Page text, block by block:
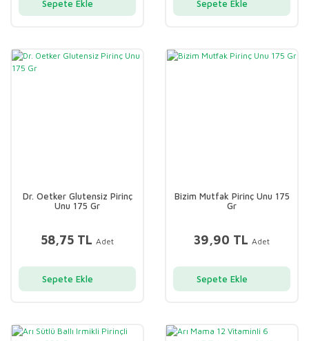
Sepete Ekle Sepete Ekle
Dr. Oetker Glutensiz Pirinç
Unu 175 Gr
58,75 TL Adet
Sepete Ekle
Bizim Mutfak Pirinç Unu 175
Gr
39,90 TL Adet
Sepete Ekle